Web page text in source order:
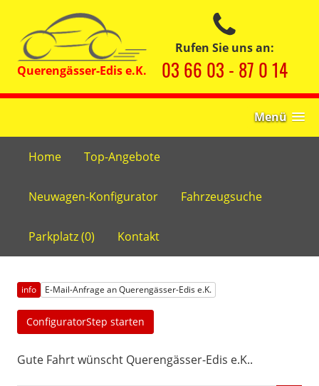
Rufen Sie uns an:
03 66 03 - 87 0 14
Menü
Home Top-Angebote
Neuwagen-Konfigurator Fahrzeugsuche
Parkplatz (0) Kontakt
info E-Mail-Anfrage an Querengässer-Edis e.K.
ConfiguratorStep starten
Gute Fahrt wünscht Querengässer-Edis e.K..